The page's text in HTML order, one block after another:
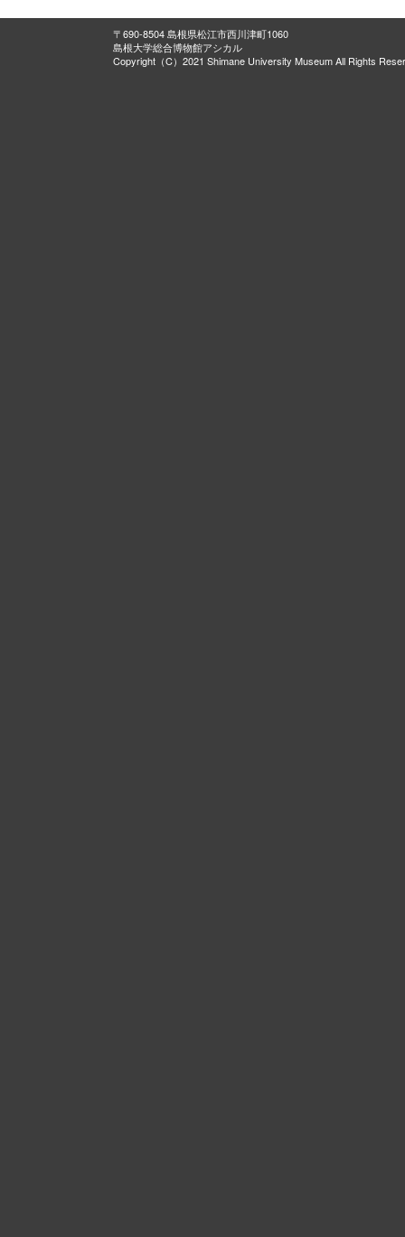
〒690-8504 島根県松江市西川津町1060
島根大学総合博物館アシカル
Copyright（C）2021 Shimane University Museum All Rights